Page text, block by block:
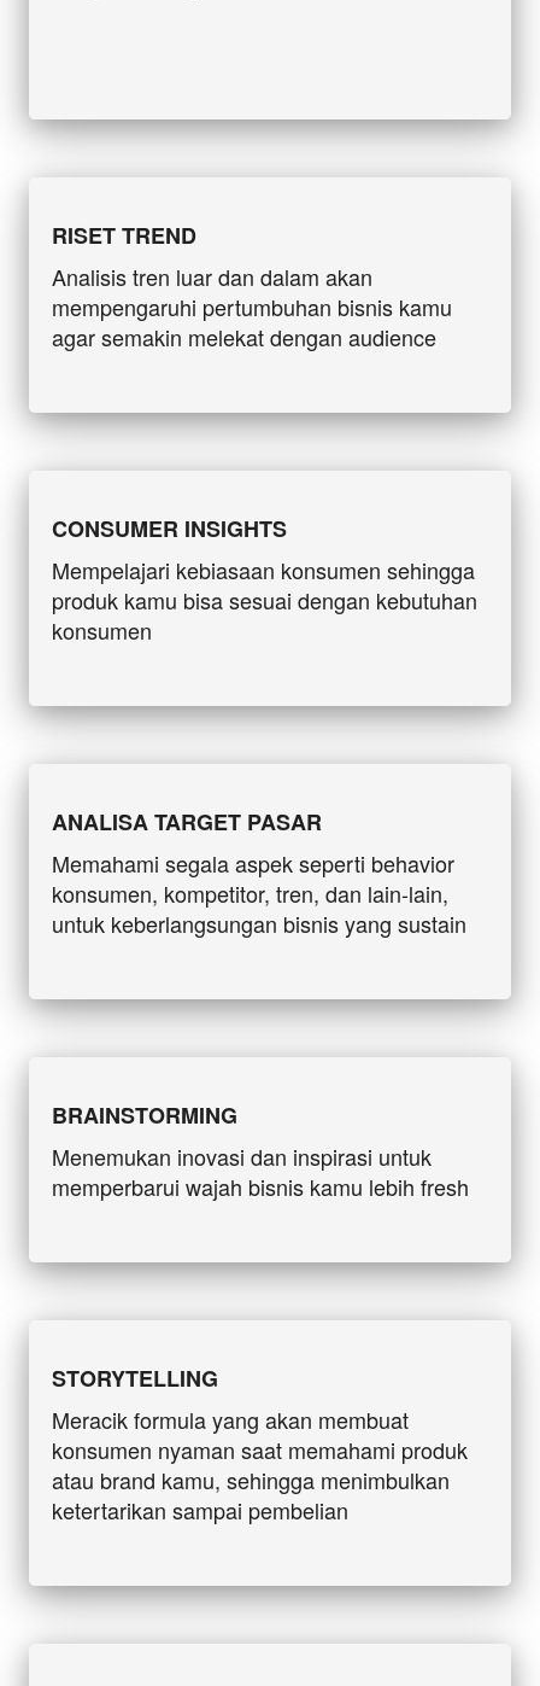
RISET TREND
Analisis tren luar dan dalam akan
mempengaruhi pertumbuhan bisnis kamu
agar semakin melekat dengan audience
CONSUMER INSIGHTS
Mempelajari kebiasaan konsumen sehingga
produk kamu bisa sesuai dengan kebutuhan
konsumen
ANALISA TARGET PASAR
Memahami segala aspek seperti behavior
konsumen, kompetitor, tren, dan lain-lain,
untuk keberlangsungan bisnis yang sustain
BRAINSTORMING
Menemukan inovasi dan inspirasi untuk
memperbarui wajah bisnis kamu lebih fresh
STORYTELLING
Meracik formula yang akan membuat
konsumen nyaman saat memahami produk
atau brand kamu, sehingga menimbulkan
ketertarikan sampai pembelian